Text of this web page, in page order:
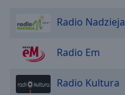
Radio Nadzieja
Radio Em
Radio Kultura